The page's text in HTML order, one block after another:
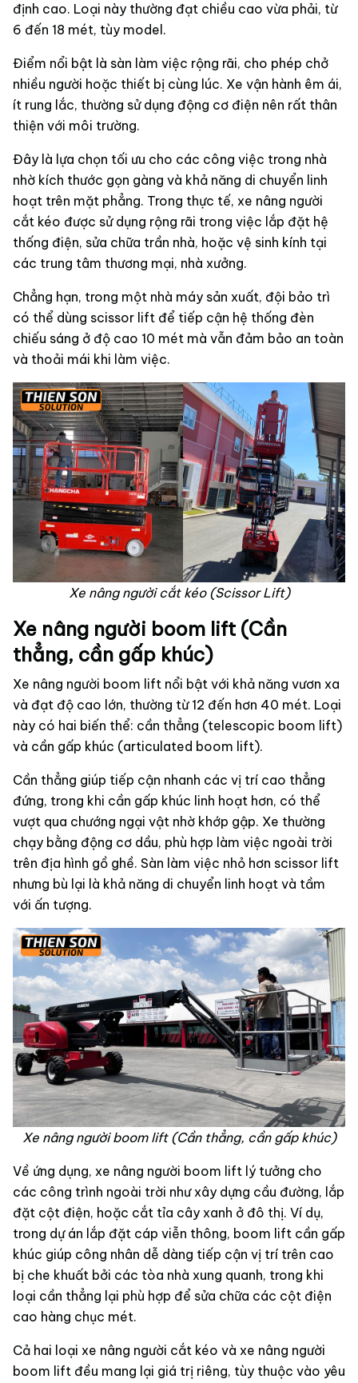
định cao. Loại này thường đạt chiều cao vừa phải, từ
6 đến 18 mét, tùy model.
Điểm nổi bật là sàn làm việc rộng rãi, cho phép chở
nhiều người hoặc thiết bị cùng lúc. Xe vận hành êm ái,
ít rung lắc, thường sử dụng động cơ điện nên rất thân
thiện với môi trường.
Đây là lựa chọn tối ưu cho các công việc trong nhà
nhờ kích thước gọn gàng và khả năng di chuyển linh
hoạt trên mặt phẳng. Trong thực tế, xe nâng người
cắt kéo được sử dụng rộng rãi trong việc lắp đặt hệ
thống điện, sửa chữa trần nhà, hoặc vệ sinh kính tại
các trung tâm thương mại, nhà xưởng.
Chẳng hạn, trong một nhà máy sản xuất, đội bảo trì
có thể dùng scissor lift để tiếp cận hệ thống đèn
chiếu sáng ở độ cao 10 mét mà vẫn đảm bảo an toàn
và thoải mái khi làm việc.
Xe nâng người cắt kéo (Scissor Lift)
Xe nâng người boom lift (Cần
thẳng, cần gấp khúc)
Xe nâng người boom lift nổi bật với khả năng vươn xa
và đạt độ cao lớn, thường từ 12 đến hơn 40 mét. Loại
này có hai biến thể: cần thẳng (telescopic boom lift)
và cần gấp khúc (articulated boom lift).
Cần thẳng giúp tiếp cận nhanh các vị trí cao thẳng
đứng, trong khi cần gấp khúc linh hoạt hơn, có thể
vượt qua chướng ngại vật nhờ khớp gập. Xe thường
chạy bằng động cơ dầu, phù hợp làm việc ngoài trời
trên địa hình gồ ghề. Sàn làm việc nhỏ hơn scissor lift
nhưng bù lại là khả năng di chuyển linh hoạt và tầm
với ấn tượng.
Xe nâng người boom lift (Cần thẳng, cần gấp khúc)
Về ứng dụng, xe nâng người boom lift lý tưởng cho
các công trình ngoài trời như xây dựng cầu đường, lắp
đặt cột điện, hoặc cắt tỉa cây xanh ở đô thị. Ví dụ,
trong dự án lắp đặt cáp viễn thông, boom lift cần gấp
khúc giúp công nhân dễ dàng tiếp cận vị trí trên cao
bị che khuất bởi các tòa nhà xung quanh, trong khi
loại cần thẳng lại phù hợp để sửa chữa các cột điện
cao hàng chục mét.
Cả hai loại xe nâng người cắt kéo và xe nâng người
boom lift đều mang lại giá trị riêng, tùy thuộc vào yêu